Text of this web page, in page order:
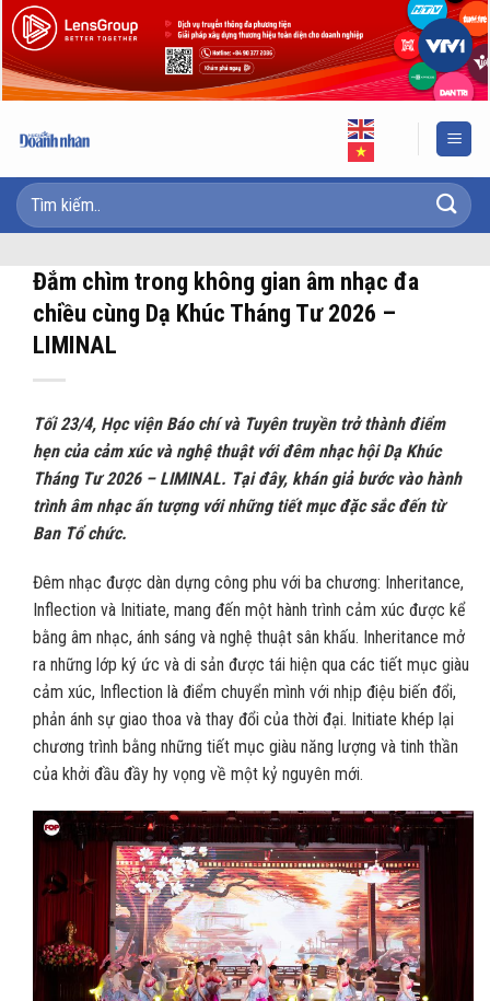
Skip
to
content
Đắm chìm trong không gian âm nhạc đa
chiều cùng Dạ Khúc Tháng Tư 2026 –
LIMINAL
Tối 23/4, Học viện Báo chí và Tuyên truyền trở thành điểm
hẹn của cảm xúc và nghệ thuật với đêm nhạc hội Dạ Khúc
Tháng Tư 2026 – LIMINAL. Tại đây, khán giả bước vào hành
trình âm nhạc ấn tượng với những tiết mục đặc sắc đến từ
Ban Tổ chức.
Đêm nhạc được dàn dựng công phu với ba chương: Inheritance,
Inflection và Initiate, mang đến một hành trình cảm xúc được kể
bằng âm nhạc, ánh sáng và nghệ thuật sân khấu. Inheritance mở
ra những lớp ký ức và di sản được tái hiện qua các tiết mục giàu
cảm xúc, Inflection là điểm chuyển mình với nhịp điệu biến đổi,
phản ánh sự giao thoa và thay đổi của thời đại. Initiate khép lại
chương trình bằng những tiết mục giàu năng lượng và tinh thần
của khởi đầu đầy hy vọng về một kỷ nguyên mới.